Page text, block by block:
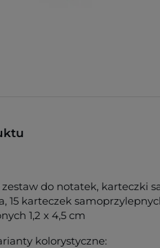
do notatek, karteczki
15 karteczek
1,2 x 4,5 cm
kolorystyczne: